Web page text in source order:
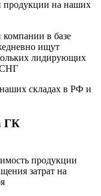
продукции на наших
в базе
ищут
лидирующих
СНГ
складах в РФ и
ГК
продукции
затрат на